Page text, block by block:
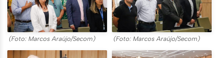
(Foto: Marcos Araújo/Secom) (Foto: Marcos Araújo/Secom)